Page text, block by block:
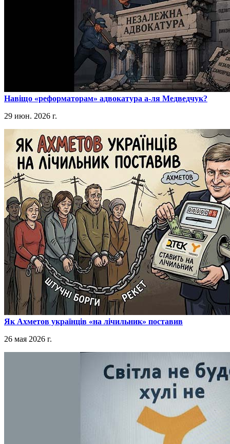
​Навіщо «реформаторам» адвокатура а-ля Медведчук?
29 июн. 2026 г.
​Як Ахметов українців «на лічильник» поставив
26 мая 2026 г.